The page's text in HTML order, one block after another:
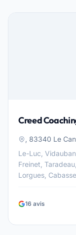
Creed
, 83340 Le
Le-Luc,
Freinet,
Lorgues, Cabasse
16 avis